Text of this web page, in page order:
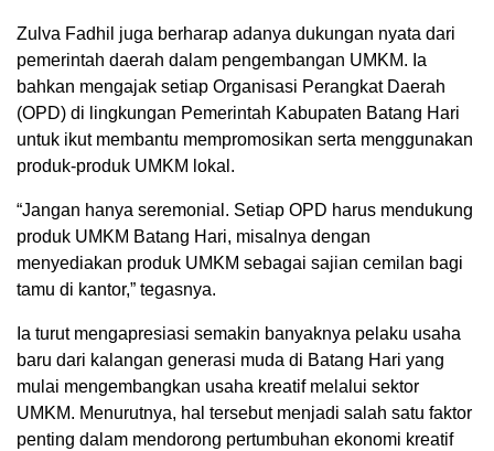
Zulva Fadhil juga berharap adanya dukungan nyata dari
pemerintah daerah dalam pengembangan UMKM. Ia
bahkan mengajak setiap Organisasi Perangkat Daerah
(OPD) di lingkungan Pemerintah Kabupaten Batang Hari
untuk ikut membantu mempromosikan serta menggunakan
produk-produk UMKM lokal.
“Jangan hanya seremonial. Setiap OPD harus mendukung
produk UMKM Batang Hari, misalnya dengan
menyediakan produk UMKM sebagai sajian cemilan bagi
tamu di kantor,” tegasnya.
Ia turut mengapresiasi semakin banyaknya pelaku usaha
baru dari kalangan generasi muda di Batang Hari yang
mulai mengembangkan usaha kreatif melalui sektor
UMKM. Menurutnya, hal tersebut menjadi salah satu faktor
penting dalam mendorong pertumbuhan ekonomi kreatif